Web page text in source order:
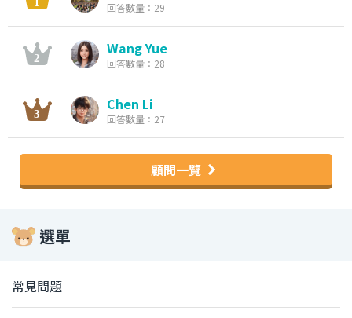
回答數量：29
Wang Yue
回答數量：28
Chen Li
回答數量：27
顧問一覽
選單
常見問題